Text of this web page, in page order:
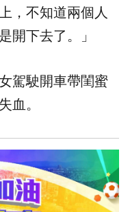
，不知道兩個人
開下去了。」
駕駛開車帶閨蜜
血。